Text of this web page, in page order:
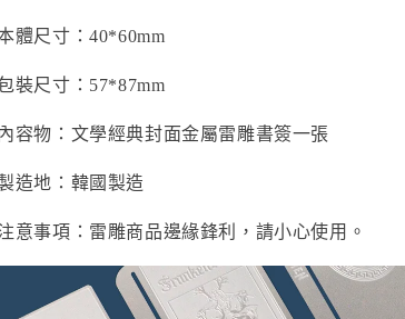
體尺寸：40*60mm
裝尺寸：57*87mm
容物：文學經典封面金屬雷雕書簽一張
造地：韓國製造
意事項：雷雕商品邊緣鋒利，請小心使用。